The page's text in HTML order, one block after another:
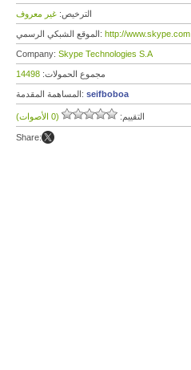
الترخيص: غير معروف
الموقع الشبكي الرسمي: http://www.skype.com
Company: Skype Technologies S.A
مجموع الحمولات: 14498
المساهمة المقدمة: seifboboa
التقييم: (0 الأصوات)
Share: